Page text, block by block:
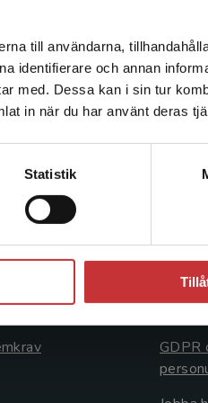
till användarna,
identifierare och annan
med. Dessa kan i sin tur
in när du har använt deras
Statistik
via en
leveranser utanför
måste
kundservice
21 00
och svar
Avtal
GDPR